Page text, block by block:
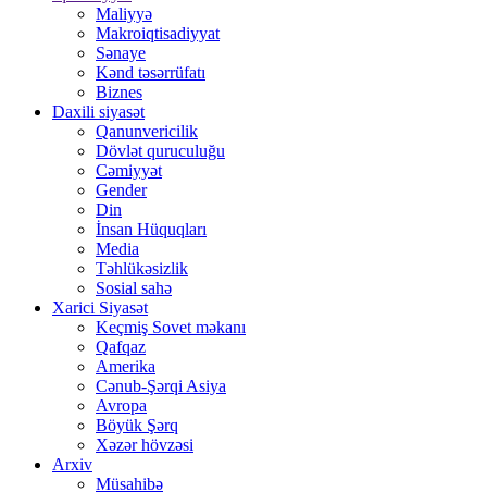
Maliyyə
Makroiqtisadiyyat
Sənaye
Kənd təsərrüfatı
Biznes
Daxili siyasət
Qanunvericilik
Dövlət quruculuğu
Cəmiyyət
Gender
Din
İnsan Hüquqları
Media
Təhlükəsizlik
Sosial sahə
Xarici Siyasət
Keçmiş Sovet məkanı
Qafqaz
Amerika
Cənub-Şərqi Asiya
Avropa
Böyük Şərq
Xəzər hövzəsi
Arxiv
Müsahibə